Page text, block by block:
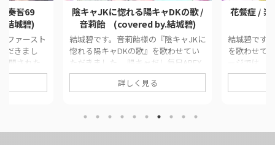
/ 奏音69
結城碧)
ファースト
だきまし
開された
式リンクを
碧)
陰キャJKに惚れる陽キャDKの歌 /
音莉飴 (covered by.結城碧)
結城碧です。音莉飴様の『陰キャJKに
惚れる陽キャDKの歌』を歌わせてい
ただきました。 陽キャだし毎日APEX
やってるしカラオケでは三代目しか歌
わないので歌いました。 このページ
■ 作品情報 Original陰キャJKに惚れ
る陽キャDKの歌 / 音莉飴様Vocal結城
詳しく見る
花餐症 /
結城碧です
を歌わせて
ージでは、
画の情報や
https://